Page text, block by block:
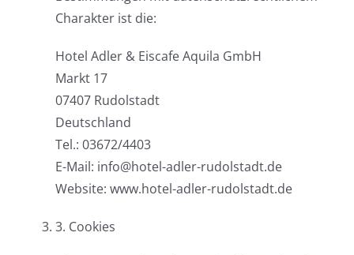
Charakter ist die:
Hotel Adler & Eiscafe Aquila GmbH
Markt 17
07407 Rudolstadt
Deutschland
Tel.: 03672/4403
E-Mail: info@hotel-adler-rudolstadt.de
Website: www.hotel-adler-rudolstadt.de
3. Cookies